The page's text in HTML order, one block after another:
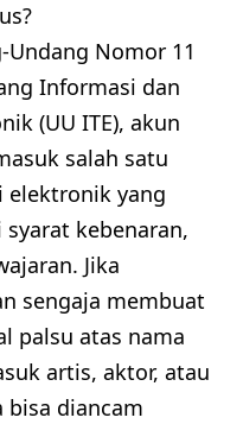
Nomor 11
Informasi dan
(UU ITE), akun
salah satu
elektronik yang
kebenaran,
Jika
sengaja membuat
palsu atas nama
artis, aktor, atau
bisa diancam